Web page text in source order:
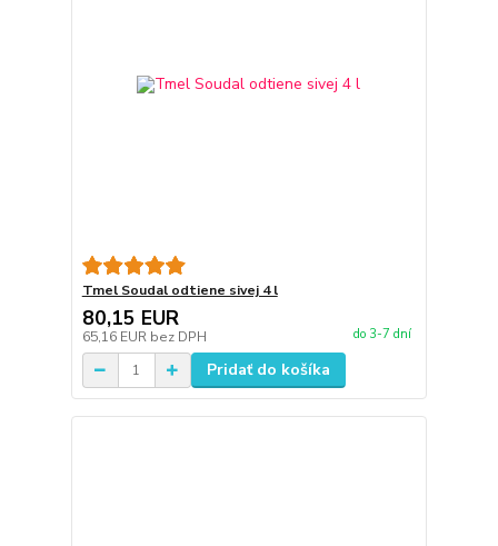
Tmel Soudal odtiene sivej 4 l
80,15 EUR
65,16 EUR bez DPH do 3-7 dní
Pridať do košíka